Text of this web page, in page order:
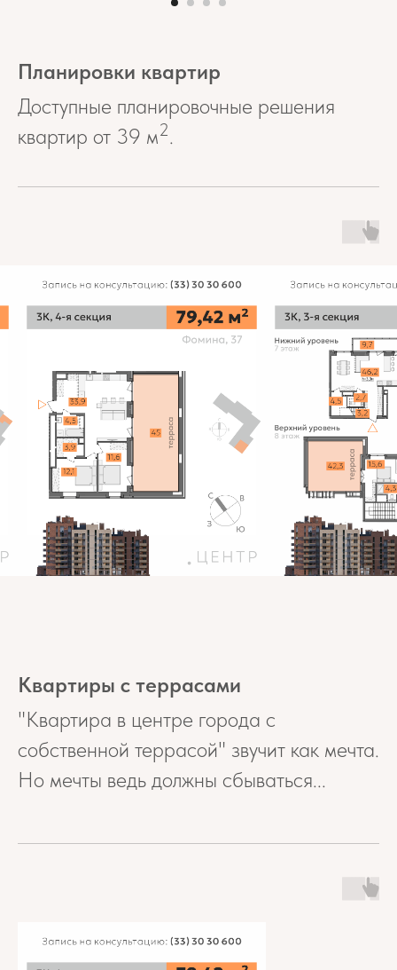
Планировки квартир
Доступные планировочные решения
квартир от 39 м2.
Квартиры с террасами
"Квартира в центре города с
собственной террасой" звучит как мечта.
Но мечты ведь должны сбываться...